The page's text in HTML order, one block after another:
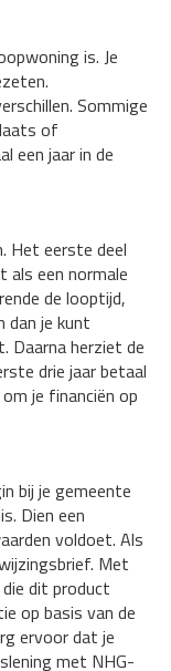
is. Je
Sommige
of
een jaar in de
Het eerste deel
als een normale
de looptijd,
dan je kunt
Daarna herziet de
drie jaar betaal
je financiën op
bij je gemeente
Dien een
voldoet. Als
Met
dit product
op basis van de
ervoor dat je
met NHG-